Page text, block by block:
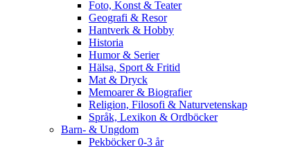
Foto, Konst & Teater
Geografi & Resor
Hantverk & Hobby
Historia
Humor & Serier
Hälsa, Sport & Fritid
Mat & Dryck
Memoarer & Biografier
Religion, Filosofi & Naturvetenskap
Språk, Lexikon & Ordböcker
Barn- & Ungdom
Pekböcker 0-3 år